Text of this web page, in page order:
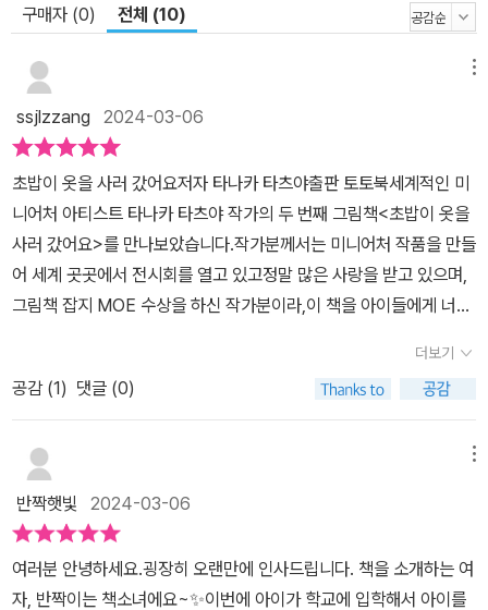
구매자 (0) 전체 (10)
ssjlzzang 2024-03-06
초밥이 옷을 사러 갔어요저자 타나카 타츠야출판 토토북세계적인 미
니어처 아티스트 타나카 타츠야 작가의 두 번째 그림책<초밥이 옷을
사러 갔어요>를 만나보았습니다.작가분께서는 미니어처 작품을 만들
어 세계 곳곳에서 전시회를 열고 있고정말 많은 사랑을 받고 있으며,
그림책 잡지 MOE 수상을 하신 작가분이라,이 책을 아이들에게 너무
까?저희 아이들도 저와 같은 마음이였나봐요.책을 보자마자 '내가 좋
아하는 초밥이네?' 하면서 정말 반가워하더라구요.초밥이 옷을 사러
갔습니다.쭉 진열된 옷을 보세요.연어 옷도 있고, 고등어 옷도 있고 정
말 다양한 옷이 준비되어 있어요.심짐어 세일하는 품목도 보여요.저
희 눈에는 그저 귀엽기만한데 초밥은 엄청 진지하게 옷을 고르고 있
네요어떤 옷을 고를까요???아이스크림이 모자를 사러 갔어요.초코
모자, 바닐라 모자, 민트 모자 등아이스크림을 위한 다양한 모자가 진
열되어 있어요.아이스크림의 마음에 쏙 드는 모자는 어떤걸까요?머
더보기
공감 (1) 댓글 (0)
반짝햇빛 2024-03-06
여러분 안녕하세요.굉장히 오랜만에 인사드립니다. 책을 소개하는 여
자, 반짝이는 책소녀에요~✨️이번에 아이가 학교에 입학해서 아이를